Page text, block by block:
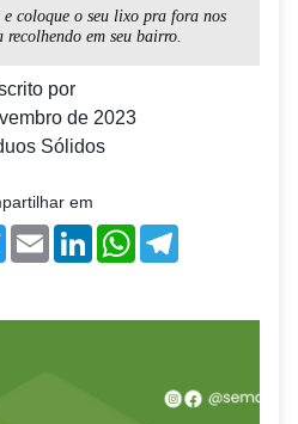
coloque o seu lixo pra fora nos
recolhendo em seu bairro.
por
de 2023
Sólidos
em
TwitterEmailLinkedInWhatsApp